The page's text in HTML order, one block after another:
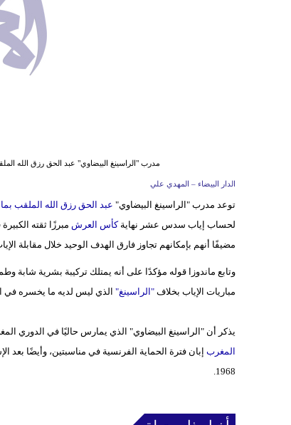
مدرب "الراسينغ البيضاوي" عبد الحق رزق الله
الدار البيضاء – المهدي علي
توعد مدرب "الراسينغ البيضاوي" عبد الحق رزق الله الملقب
لحساب إياب سدس عشر نهايةكأس العرش مبرزًا ثقته
مضيفًا أنهم بإمكانهم تجاوز فارق الهدف الوحيد خلال مقابلة
وتابع ماندوزا قوله مؤكدًا على أنه يمتلك تركيبة بشرية شابة
مباريات الإياب بخلاف"الراسينغ"الذي ليس لديه ما يخسره في
يذكر أن "الراسينغ البيضاوي" الذي يمارس حاليًا في الدوري المغربي الثاني،
المغرب
1968.